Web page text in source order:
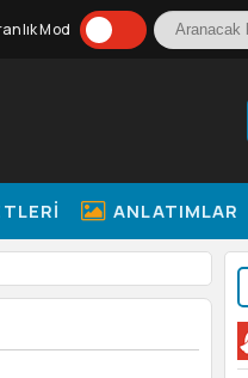
Mod
ANLATIMLAR